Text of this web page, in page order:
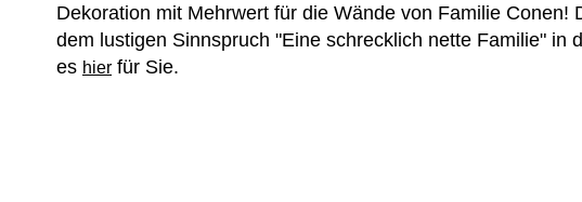
Dekoration mit Mehrwert für die Wände von Familie
dem lustigen Sinnspruch "Eine schrecklich nette Familie"
es hier für Sie.